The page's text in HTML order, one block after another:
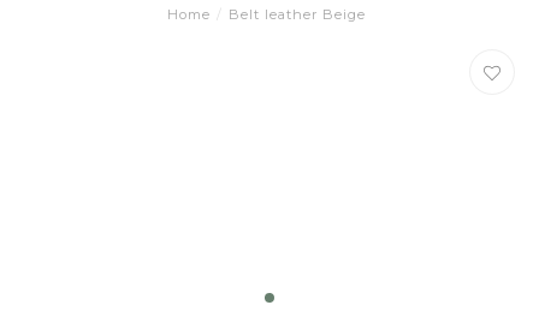
Home / Belt leather Beige